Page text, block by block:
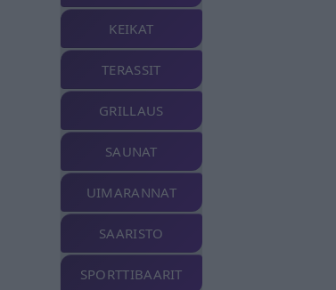
KEIKAT
TERASSIT
GRILLAUS
SAUNAT
UIMARANNAT
SAARISTO
SPORTTIBAARIT